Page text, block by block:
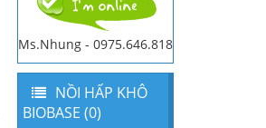
Ms.Nhung - 0975.646.818
NỒI HẤP KHÔ
BIOBASE (0)